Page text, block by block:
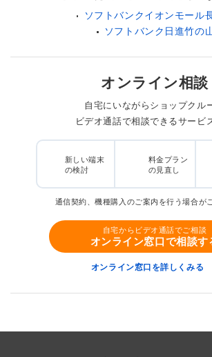
ソフトバンクイオンモール
ソフトバンク日進竹の
オンライン相談
自宅にいながらショップクル
ビデオ通話で相談できるサービ
新しい端末
の検討
料金プラン
の見直し
通信契約、機種購入のご案内を行う場合が
自宅からビデオ通話でご相談
オンライン窓口で相談す
オンライン窓口を詳しくみる